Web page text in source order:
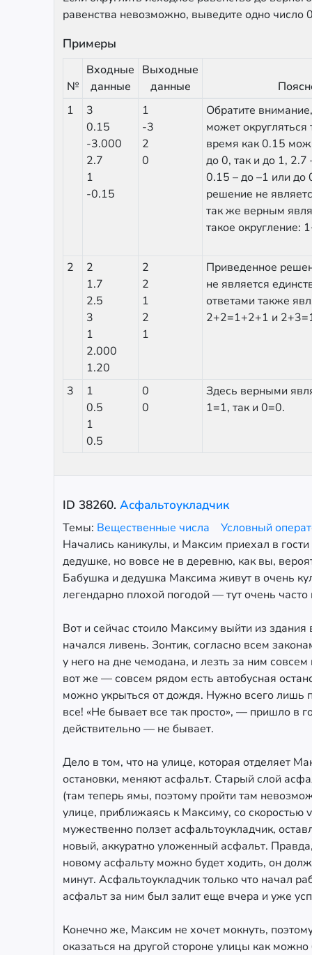
равенства невозможно, выведите одно число
Примеры
№
Входные
данные
Выходные
данные
1
3
0.15
-3.000
2.7
1
-0.15
1
-3
2
0
Обратите
может округляться
время как 0.15
до 0, так и до 1, 2.7
0.15 – до –1 или до
решение не
так же верным
такое округление:
2
2
1.7
2.5
3
1
2.000
1.20
2
2
1
2
1
Приведенное
не является
ответами также
2+2=1+2+1 и
3
1
0.5
1
0.5
0
0
Здесь верными
1=1, так и 0=0.
ID 38260. Асфальтоукладчик
Темы: Вещественные числа
Условный
Начались каникулы, и Максим приехал в
дедушке, но вовсе не в деревню, как вы,
Бабушка и дедушка Максима живут в очень
легендарно плохой погодой — тут очень
Вот и сейчас стоило Максиму выйти из здания
начался ливень. Зонтик, согласно всем
у него на дне чемодана, и лезть за ним
вот же — совсем рядом есть автобусная
можно укрыться от дождя. Нужно всего лишь
все! «Не бывает все так просто», — пришло в
действительно — не бывает.
Дело в том, что на улице, которая отделяет
остановки, меняют асфальт. Старый слой
(там теперь ямы, поэтому пройти там
улице, приближаясь к Максиму, со скоростью
мужественно ползет асфальтоукладчик,
новый, аккуратно уложенный асфальт.
новому асфальту можно будет ходить, он
минут. Асфальтоукладчик только что начал
асфальт за ним был залит еще вчера и уже
Конечно же, Максим не хочет мокнуть,
оказаться на другой стороне улицы как